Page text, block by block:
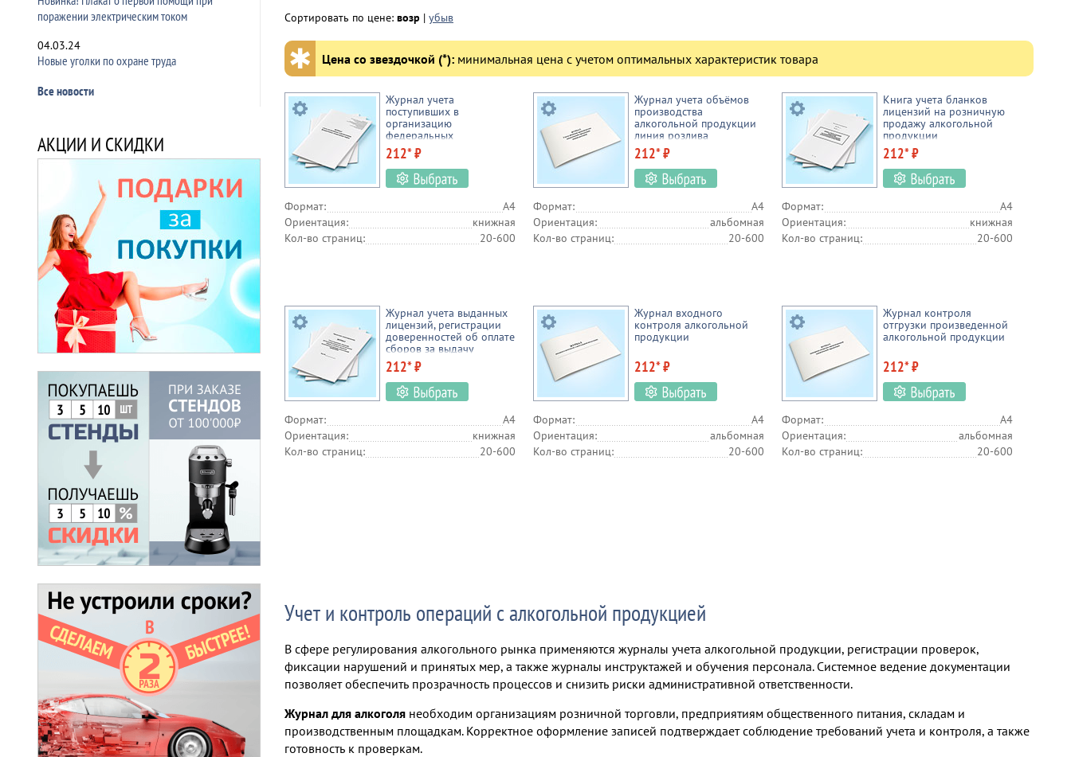
поражении электрическим током
04.03.24
Новые уголки по охране труда
Все новости
АКЦИИ И СКИДКИ
Грузоподъемные механизмы
Учреждения культуры Пожарная безопасность Психология Сельское хозяйство
Нефтяная промышленность
Подземные сооружения Экология Вооруженные силы Тепловые энергоустановки
Аптеки
Торговля
Пищевое производство Газовое хозяйство Кадровая работа Промышленность
Гостиничная индустрия
Охрана труда и ТБ
Связь Межотраслевые документы Строительство Делопроизводство
Медицинские учреждения
Санитария
Бухгалтерия Транспорт Образовательные учреждения ЖКХ МВД РФ и Росгвардия МЧС
Сортировать по цене: возр | убыв
✱ Цена со звездочкой (*): минимальная цена с учетом оптимальных характеристик товара
Журнал учета
поступивших в
организацию
федеральных
специальных марок
212* ₽
Формат:
А4
Ориентация:
книжная
Кол-во страниц:
20-600
Журнал учета объёмов
производства
алкогольной продукции
линия розлива
212* ₽
Формат:
А4
Ориентация:
альбомная
Кол-во страниц:
20-600
Книга учета бланков
лицензий на розничную
продажу алкогольной
продукции
212* ₽
Формат:
А4
Ориентация:
книжная
Кол-во страниц:
20-600
Журнал учета выданных
лицензий, регистрации
доверенностей об оплате
сборов за выдачу
лицензий на розничную
продажу алкогольной
продукции
212* ₽
Формат:
А4
Ориентация:
книжная
Кол-во страниц:
20-600
Журнал входного
контроля алкогольной
продукции
212* ₽
Формат:
А4
Ориентация:
альбомная
Кол-во страниц:
20-600
Журнал контроля
отгрузки произведенной
алкогольной продукции
212* ₽
Формат:
А4
Ориентация:
альбомная
Кол-во страниц:
20-600
Учет и контроль операций с алкогольной продукцией
В сфере регулирования алкогольного рынка применяются журналы учета алкогольной продукции, регистрации проверок,
фиксации нарушений и принятых мер, а также журналы инструктажей и обучения персонала. Системное ведение документации
позволяет обеспечить прозрачность процессов и снизить риски административной ответственности.
Журнал для алкоголя необходим организациям розничной торговли, предприятиям общественного питания, складам и
производственным площадкам. Корректное оформление записей подтверждает соблюдение требований учета и контроля, а также
готовность к проверкам.